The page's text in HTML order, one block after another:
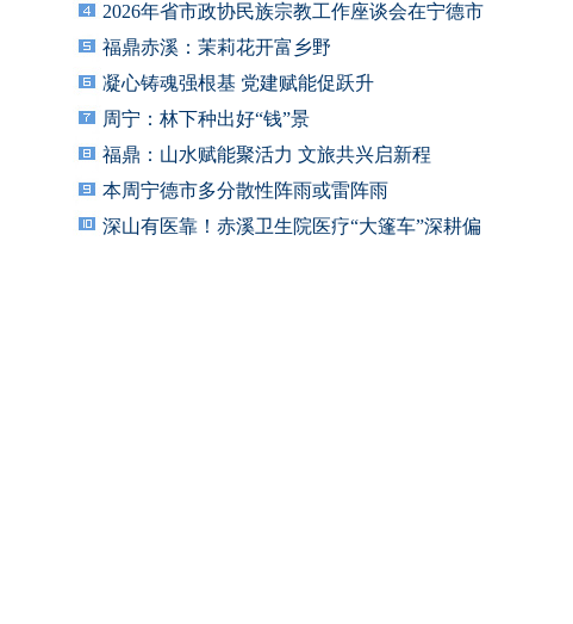
2026年省市政协民族宗教工作座谈会在宁德市
福鼎赤溪：茉莉花开富乡野
凝心铸魂强根基 党建赋能促跃升
周宁：林下种出好“钱”景
福鼎：山水赋能聚活力 文旅共兴启新程
本周宁德市多分散性阵雨或雷阵雨
深山有医靠！赤溪卫生院医疗“大篷车”深耕偏